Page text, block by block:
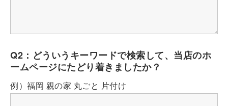
Q2：どういうキーワードで検索して、当店のホ
ームページにたどり着きましたか？
例）福岡 親の家 丸ごと 片付け